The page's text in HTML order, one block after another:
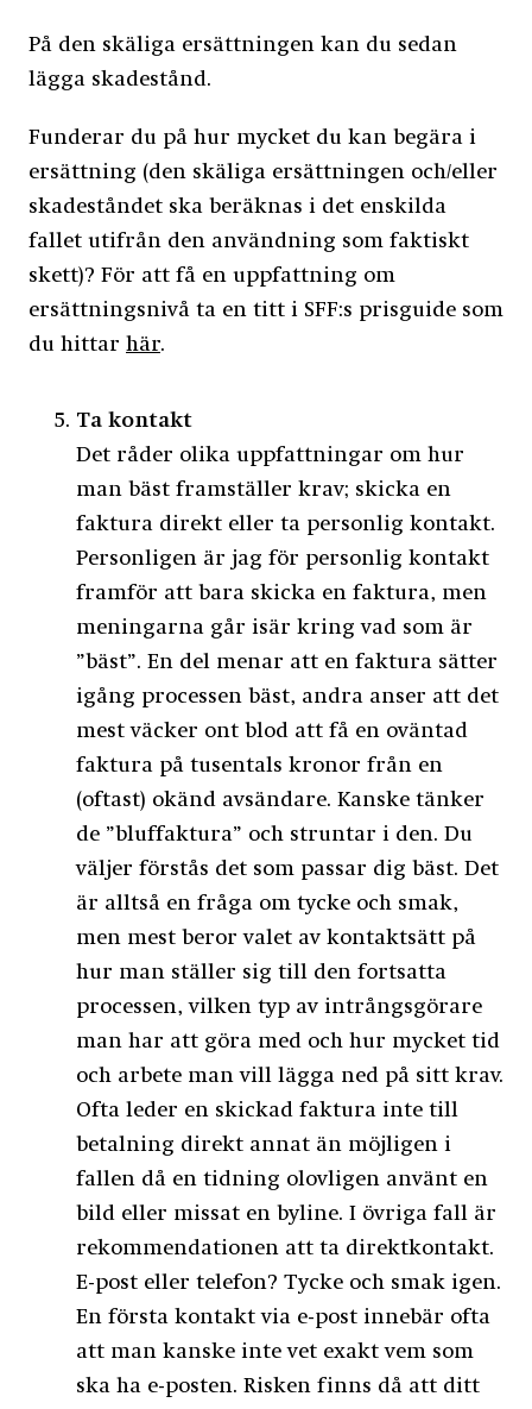
På den skäliga ersättningen kan du sedan
lägga skadestånd.
Funderar du på hur mycket du kan begära i
ersättning (den skäliga ersättningen och/eller
skadeståndet ska beräknas i det enskilda
fallet utifrån den användning som faktiskt
skett)? För att få en uppfattning om
ersättningsnivå ta en titt i SFF:s prisguide som
du hittar här.
Ta kontakt
Det råder olika uppfattningar om hur
man bäst framställer krav; skicka en
faktura direkt eller ta personlig kontakt.
Personligen är jag för personlig kontakt
framför att bara skicka en faktura, men
meningarna går isär kring vad som är
”bäst”. En del menar att en faktura sätter
igång processen bäst, andra anser att det
mest väcker ont blod att få en oväntad
faktura på tusentals kronor från en
(oftast) okänd avsändare. Kanske tänker
de ”bluffaktura” och struntar i den. Du
väljer förstås det som passar dig bäst. Det
är alltså en fråga om tycke och smak,
men mest beror valet av kontaktsätt på
hur man ställer sig till den fortsatta
processen, vilken typ av intrångsgörare
man har att göra med och hur mycket tid
och arbete man vill lägga ned på sitt krav.
Ofta leder en skickad faktura inte till
betalning direkt annat än möjligen i
fallen då en tidning olovligen använt en
bild eller missat en byline. I övriga fall är
rekommendationen att ta direktkontakt.
E-post eller telefon? Tycke och smak igen.
En första kontakt via e-post innebär ofta
att man kanske inte vet exakt vem som
ska ha e-posten. Risken finns då att ditt